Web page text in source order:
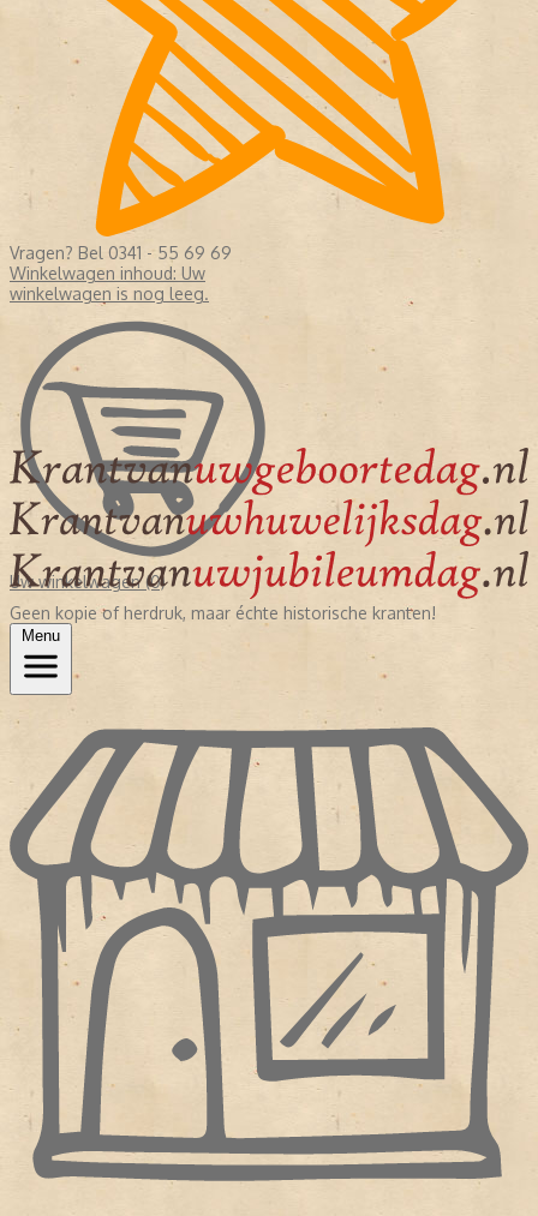
Vragen? Bel 0341 - 55 69 69
Winkelwagen inhoud: Uw
winkelwagen is nog leeg.
Uw winkelwagen (0)
Geen kopie of herdruk, maar échte historische kranten!
Menu